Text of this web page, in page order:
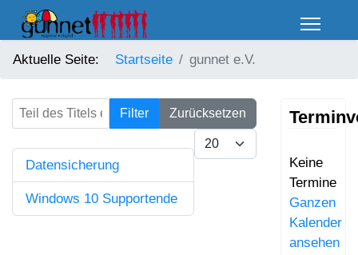
Aktuelle Seite: Startseite gunnet e.V.
Teil des Titels eingeben
Filter Zurücksetzen
Anzeige #
Datensicherung
Windows 10 Supportende
Keine
Termine
Ganzen
Kalender
ansehen